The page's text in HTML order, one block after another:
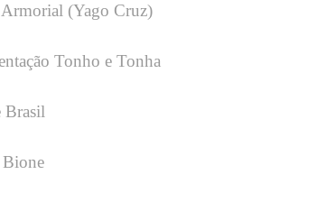
(Yago Cruz)
Tonho e Tonha
Brasil
Bione